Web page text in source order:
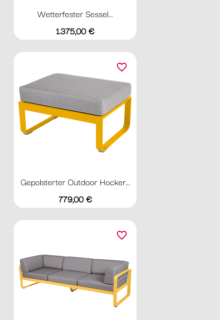
Wetterfester Sessel...
Preis
1.375,00 €
Gepolsterter Outdoor Hocker...
Preis
779,00 €
favorite_border
favorite_border